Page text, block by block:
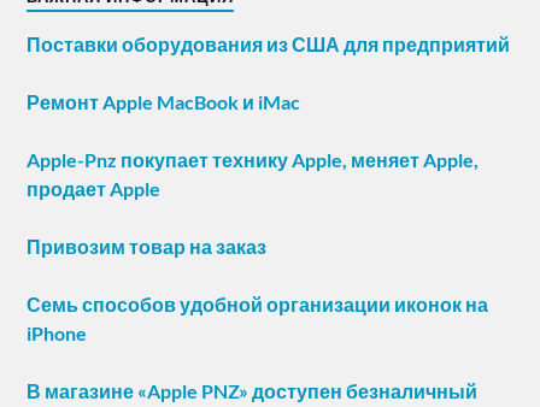
Поставки оборудования из США для предприятий
Ремонт Apple MacBook и iMac
Apple-Pnz покупает технику Apple, меняет Apple,
продает Apple
Привозим товар на заказ
Семь способов удобной организации иконок на
iPhone
В магазине «Apple PNZ» доступен безналичный